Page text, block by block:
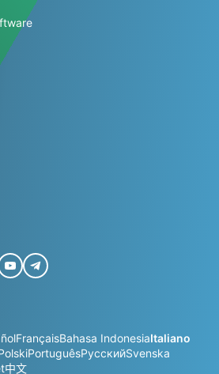
FrançaisBahasa IndonesiaItaliano
PortuguêsРусскийSvenska
中文